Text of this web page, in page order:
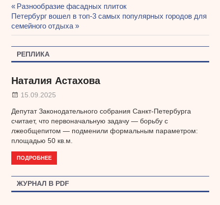
Навигация
по
записям
Предыдущая
запись:
Разнообразие фасадных плиток
Следующая
запись:
Петербург вошел в топ-3 самых популярных городов для
семейного отдыха
РЕПЛИКА
Наталия Астахова
15.09.2025
Депутат Законодательного собрания Санкт-Петербурга
считает, что первоначальную задачу — борьбу с
лжеобщепитом — подменили формальным параметром:
площадью 50 кв.м.
ПОДРОБНЕЕ
ЖУРНАЛ В PDF